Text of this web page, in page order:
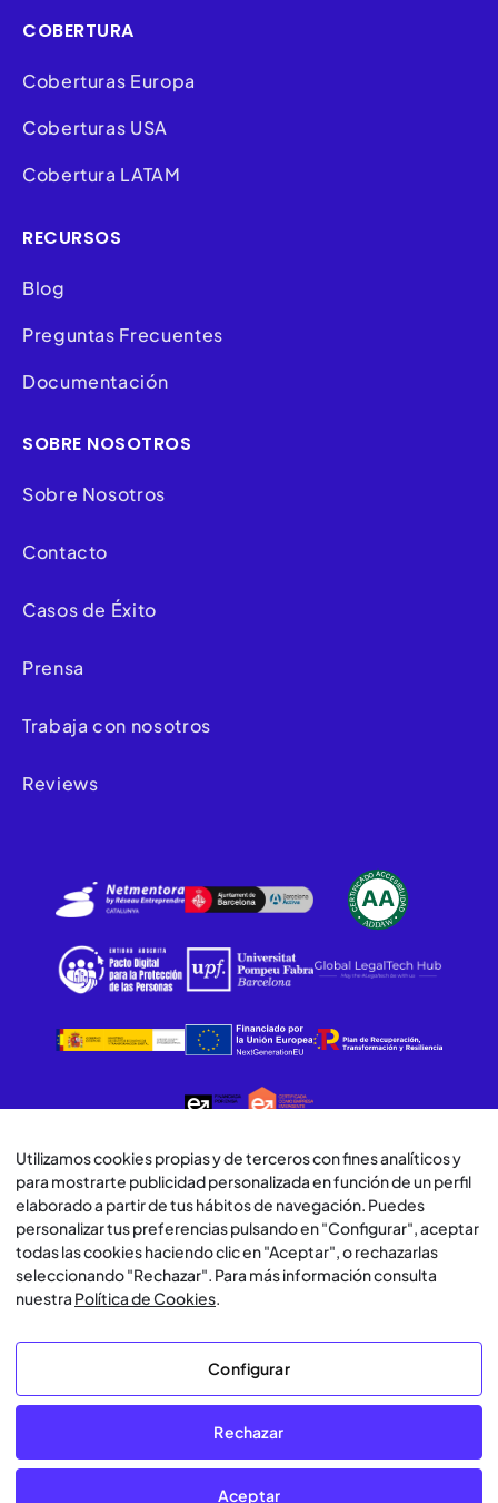
COBERTURA
Coberturas Europa
Coberturas USA
Cobertura LATAM
RECURSOS
Blog
Preguntas Frecuentes
Documentación
SOBRE NOSOTROS
Sobre Nosotros
Contacto
Casos de Éxito
Prensa
Trabaja con nosotros
Reviews
© Lawwwing 2026
Utilizamos cookies propias y de terceros con fines analíticos y
para mostrarte publicidad personalizada en función de un perfil
elaborado a partir de tus hábitos de navegación. Puedes
personalizar tus preferencias pulsando en "Configurar", aceptar
todas las cookies haciendo clic en "Aceptar", o rechazarlas
seleccionando "Rechazar". Para más información consulta
nuestra Política de Cookies.
Configurar
Rechazar
Aceptar
Aviso Legal
Política de Privacidad
Política de Uso de IA
Términos y Condiciones de Uso